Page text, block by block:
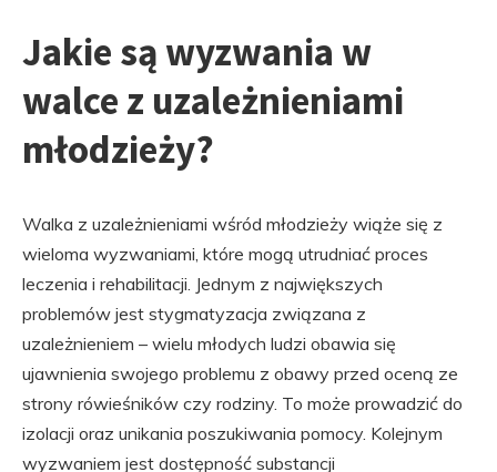
Jakie są wyzwania w
walce z uzależnieniami
młodzieży?
Walka z uzależnieniami wśród młodzieży wiąże się z
wieloma wyzwaniami, które mogą utrudniać proces
leczenia i rehabilitacji. Jednym z największych
problemów jest stygmatyzacja związana z
uzależnieniem – wielu młodych ludzi obawia się
ujawnienia swojego problemu z obawy przed oceną ze
strony rówieśników czy rodziny. To może prowadzić do
izolacji oraz unikania poszukiwania pomocy. Kolejnym
wyzwaniem jest dostępność substancji